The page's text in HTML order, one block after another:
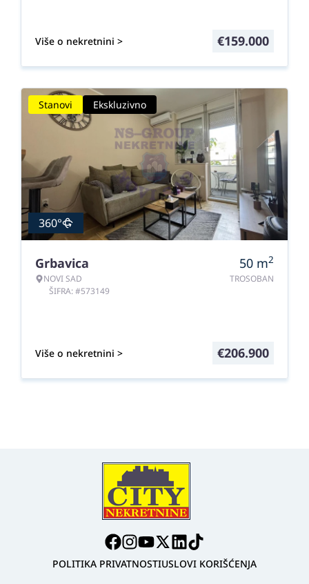
Više o nekretnini > €159.000
Stanovi Ekskluzivno
360°
Grbavica
NOVI SAD
ŠIFRA: #573149
50 m2
TROSOBAN
Više o nekretnini > €206.900
POLITIKA PRIVATNOSTIUSLOVI KORIŠĆENJA